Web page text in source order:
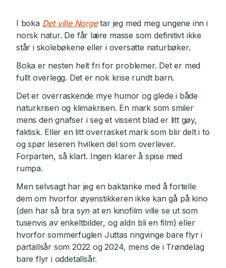
I boka Det ville Norge tar jeg med meg ungene inn i
norsk natur. De får lære masse som definitivt ikke
står i skolebøkene eller i oversatte naturbøker.
Boka er nesten helt fri for problemer. Det er med
fullt overlegg. Det er nok krise rundt barn.
Det er overraskende mye humor og glede i både
naturkrisen og klimakrisen. En mark som smiler
mens den gnafser i seg et vissent blad er litt gøy,
faktisk. Eller en litt overrasket mark som blir delt i to
og spør leseren hvilken del som overlever.
Forparten, så klart. Ingen klarer å spise med
rumpa.
Men selvsagt har jeg en baktanke med å fortelle
dem om hvorfor øyenstikkeren ikke kan gå på kino
(den har så bra syn at en kinofilm ville se ut som
tusenvis av enkeltbilder, og aldri bli en film) eller
hvorfor sommerfuglen Juttas ringvinge bare flyr i
partallsår som 2022 og 2024, mens de i Trøndelag
bare flyr i oddetallsår.